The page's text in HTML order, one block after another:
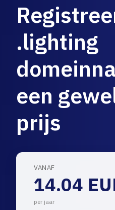
.lighting
een
prijs
VANAF
14.04
per jaar